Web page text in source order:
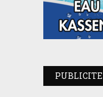
PUBLICITE